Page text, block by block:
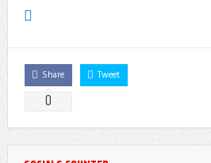
Share
0
Tweet